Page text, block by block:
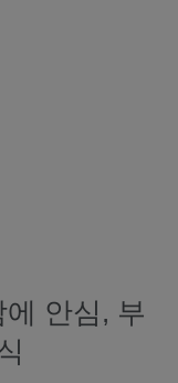
안심, 부